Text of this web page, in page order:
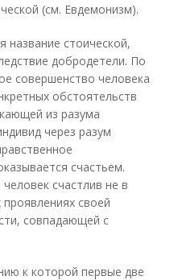
(см. Евдемонизм).
название стоической,
добродетели. По
совершенство человека
обстоятельств
из разума
через разум
счастьем.
счастлив не в
своей
совпадающей с
к которой первые две